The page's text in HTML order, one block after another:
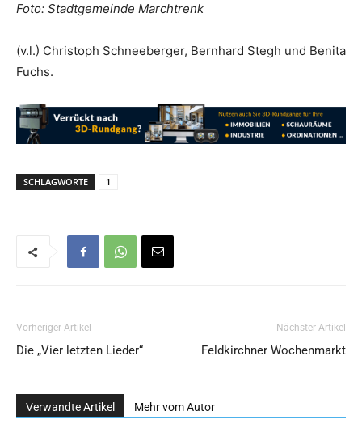
Foto: Stadtgemeinde Marchtrenk
(v.l.) Christoph Schneeberger, Bernhard Stegh und Benita
Fuchs.
SCHLAGWORTE 1
Vorheriger Artikel
Die „Vier letzten Lieder“
Nächster Artikel
Feldkirchner Wochenmarkt
Verwandte Artikel Mehr vom Autor